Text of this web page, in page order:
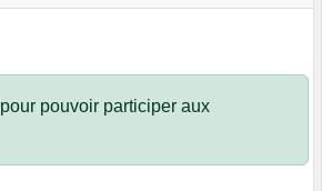
pour pouvoir participer aux